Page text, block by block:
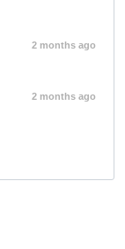
2 months ago
2 months ago